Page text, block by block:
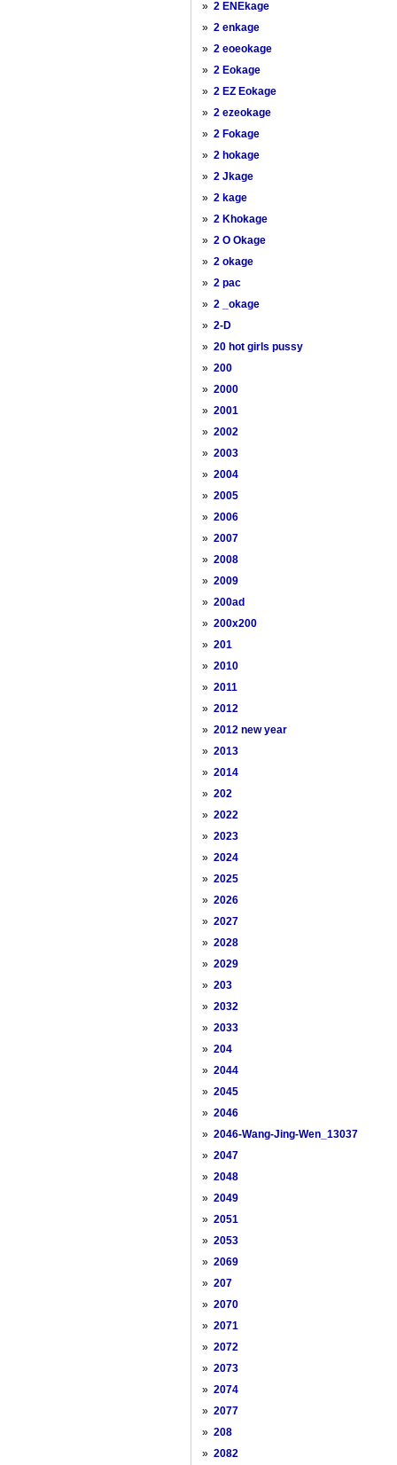
» 2 ENEkage
» 2 enkage
» 2 eoeokage
» 2 Eokage
» 2 EZ Eokage
» 2 ezeokage
» 2 Fokage
» 2 hokage
» 2 Jkage
» 2 kage
» 2 Khokage
» 2 O Okage
» 2 okage
» 2 pac
» 2 _okage
» 2-D
» 20 hot girls pussy
» 200
» 2000
» 2001
» 2002
» 2003
» 2004
» 2005
» 2006
» 2007
» 2008
» 2009
» 200ad
» 200x200
» 201
» 2010
» 2011
» 2012
» 2012 new year
» 2013
» 2014
» 202
» 2022
» 2023
» 2024
» 2025
» 2026
» 2027
» 2028
» 2029
» 203
» 2032
» 2033
» 204
» 2044
» 2045
» 2046
» 2046-Wang-Jing-Wen_13037
» 2047
» 2048
» 2049
» 2051
» 2053
» 2069
» 207
» 2070
» 2071
» 2072
» 2073
» 2074
» 2077
» 208
» 2082